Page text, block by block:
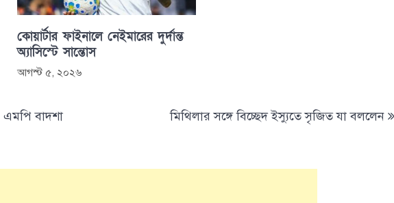
কোয়ার্টার ফাইনালে নেইমারের দুর্দান্ত
অ্যাসিস্টে সান্তোস
আগস্ট ৫, ২০২৬
এমপি বাদশা মিথিলার সঙ্গে বিচ্ছেদ ইস্যুতে সৃজিত যা বললেন